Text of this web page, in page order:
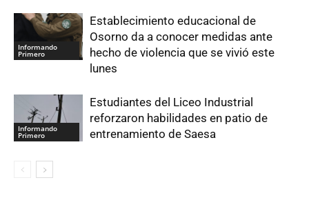
Informando
Primero
Establecimiento educacional de
Osorno da a conocer medidas ante
hecho de violencia que se vivió este
lunes
Informando
Primero
Estudiantes del Liceo Industrial
reforzaron habilidades en patio de
entrenamiento de Saesa